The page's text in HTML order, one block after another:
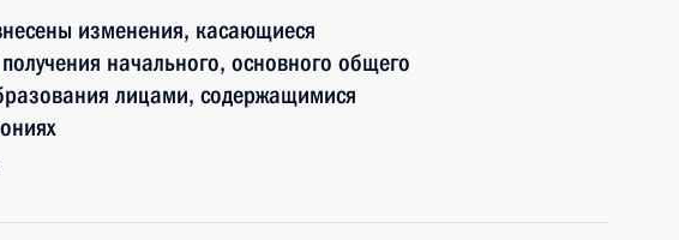
изменения, касающиеся
начального, основного общего
лицами, содержащимися